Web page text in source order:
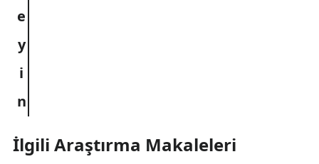
İlgili Araştırma Makaleleri